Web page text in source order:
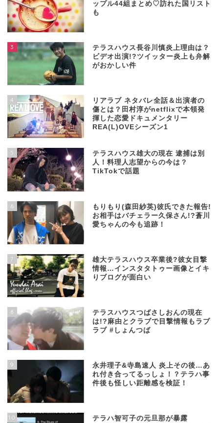
ップル44組まとめ♡訪れた国リスト
も
3
テラスハウス長谷川慎炎上理由は？
ビデオ出演!?ツイッター炎上も弁解
がおかしい件
4
リアラブ ネタバレ全話＆出演者の
傷とは？田村淳がnetflixで本領発
揮した恋愛ドキュメンタリー
REA(L)OVEシーズン1
5
テラスハウス雄大の現在 逮捕は別
人！料理人志望からの今は？
TikTokで話題
6
もりもり(森田紗英)彼氏できた報告!
お相手はバチェラー久保さん!?蒼川
愛ちゃんの今も追跡！
7
雄大テラスハウス卒業後?彼女目撃
情報…インスタタトゥー画像とイキ
りブログが面白い
8
テラスハウスつばさしおんの現在
は!?麻由とクラブで目撃情報もラブ
ラブ #しょんつば
9
永井理子&寺島速人 炎上その後…あ
れ付き合ってるっしょ！？テラハ事
件後も怪しい距離感を検証！
10
テラハ智可子の元旦那が暴露